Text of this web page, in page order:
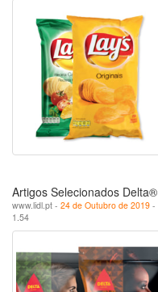
Artigos Selecionados Delta®
www.lidl.pt - 24 de Outubro de 2019 -
1.54